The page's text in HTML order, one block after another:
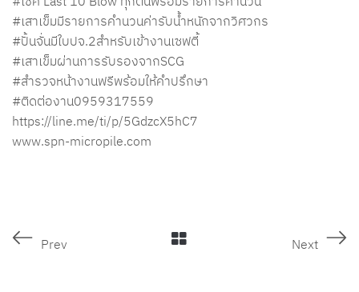
#เสาเข็มมีรายการคำนวนค่ารับน้ำหนักจากวิศวกร
#ปั้นจั่นมีใบปจ.2สำหรับเข้างานเซฟตี้
#เสาเข็มผ่านการรับรองจากSCG
#สำรวจหน้างานฟรีพร้อมให้คำปรึกษา
#ติดต่องาน0959317559
https://line.me/ti/p/5GdzcX5hC7
www.spn-micropile.com
Prev Next